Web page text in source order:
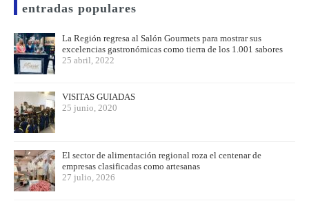
entradas populares
La Región regresa al Salón Gourmets para mostrar sus
excelencias gastronómicas como tierra de los 1.001 sabores
25 abril, 2022
VISITAS GUIADAS
25 junio, 2020
El sector de alimentación regional roza el centenar de
empresas clasificadas como artesanas
27 julio, 2026